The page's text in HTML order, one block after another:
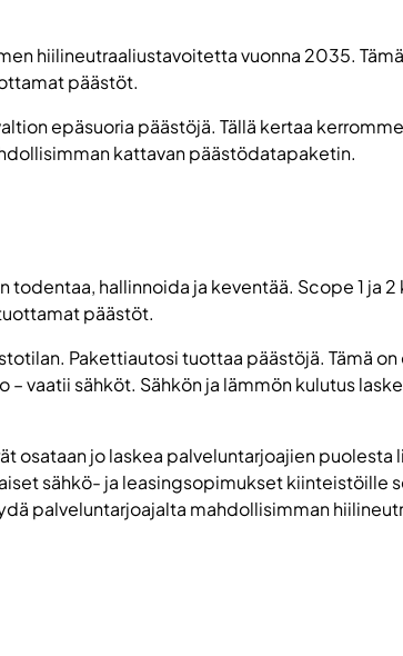
hiilineutraaliustavoitetta vuonna 2035.
päästöt.
epäsuoria päästöjä. Tällä kertaa
kattavan päästödatapaketin.
hallinnoida ja keventää. Scope 1 ja
päästöt.
Pakettiautosi tuottaa päästöjä. Tämä
vaatii sähköt. Sähkön ja lämmön kulutus
osataan jo laskea palveluntarjoajien
sähkö- ja leasingsopimukset kiinteistöille
palveluntarjoajalta mahdollisimman